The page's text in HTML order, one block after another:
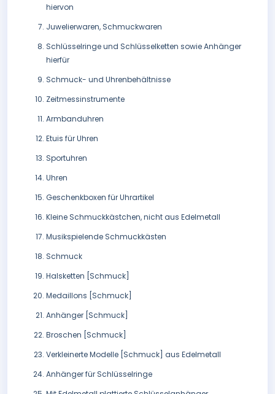
hiervon
Juwelierwaren, Schmuckwaren
Schlüsselringe und Schlüsselketten sowie Anhänger
hierfür
Schmuck- und Uhrenbehältnisse
Zeitmessinstrumente
Armbanduhren
Etuis für Uhren
Sportuhren
Uhren
Geschenkboxen für Uhrartikel
Kleine Schmuckkästchen, nicht aus Edelmetall
Musikspielende Schmuckkästen
Schmuck
Halsketten [Schmuck]
Medaillons [Schmuck]
Anhänger [Schmuck]
Broschen [Schmuck]
Verkleinerte Modelle [Schmuck] aus Edelmetall
Anhänger für Schlüsselringe